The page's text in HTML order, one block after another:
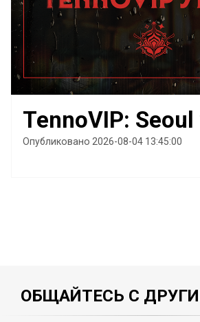
TennoVIP:
Опубликовано 2026-08-04 13:45:00
ОБЩАЙТЕСЬ С